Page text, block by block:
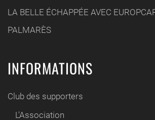
LA BELLE ÉCHAPPÉE AVEC
PALMARÈS
INFORMATIONS
Club des supporters
L'Association